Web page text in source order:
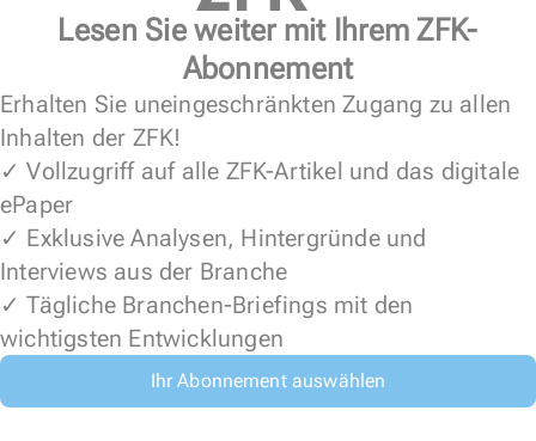
Lesen Sie weiter mit Ihrem ZFK-
Abonnement
Erhalten Sie uneingeschränkten Zugang zu allen
Inhalten der ZFK!
✓ Vollzugriff auf alle ZFK-Artikel und das digitale
ePaper
✓ Exklusive Analysen, Hintergründe und
Interviews aus der Branche
✓ Tägliche Branchen-Briefings mit den
wichtigsten Entwicklungen
Ihr Abonnement auswählen